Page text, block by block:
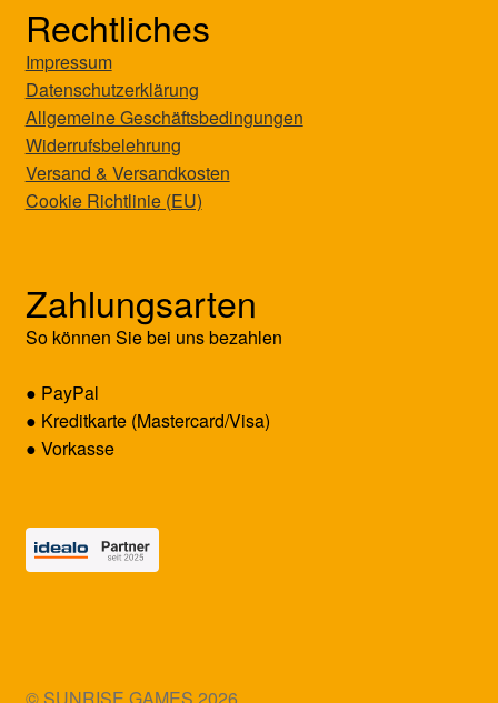
Rechtliches
Impressum
Datenschutzerklärung
Allgemeine Geschäftsbedingungen
Widerrufsbelehrung
Versand & Versandkosten
Cookie Richtlinie (EU)
Zahlungsarten
So können Sie bei uns bezahlen
● PayPal
● Kreditkarte (Mastercard/Visa)
● Vorkasse